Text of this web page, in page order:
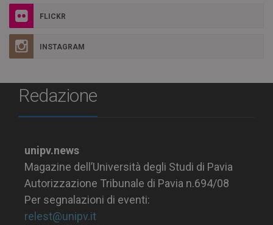
FLICKR
INSTAGRAM
Redazione
unipv.news
Magazine dell’Università degli Studi di Pavia
Autorizzazione Tribunale di Pavia n.694/08
Per segnalazioni di eventi:
relest@unipv.it